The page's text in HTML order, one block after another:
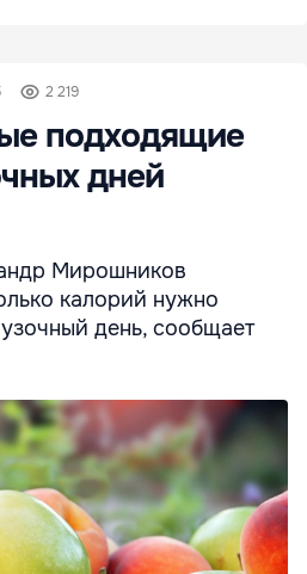
2 219
подходящие
дней
Мирошников
калорий нужно
день, сообщает